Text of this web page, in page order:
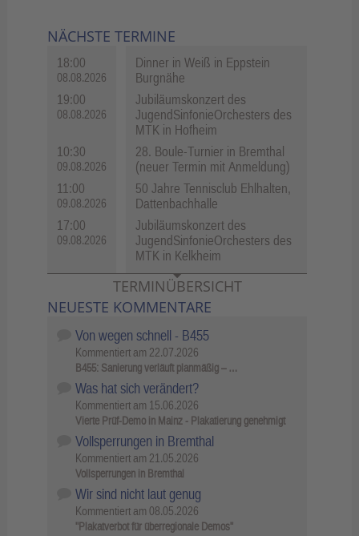
NÄCHSTE TERMINE
18:00
08.08.2026
Dinner in Weiß in Eppstein
Burgnähe
19:00
08.08.2026
Jubiläumskonzert des
JugendSinfonieOrchesters des
MTK in Hofheim
10:30
09.08.2026
28. Boule-Turnier in Bremthal
(neuer Termin mit Anmeldung)
11:00
09.08.2026
50 Jahre Tennisclub Ehlhalten,
Dattenbachhalle
17:00
09.08.2026
Jubiläumskonzert des
JugendSinfonieOrchesters des
MTK in Kelkheim
TERMINÜBERSICHT
NEUESTE KOMMENTARE
Von wegen schnell - B455
Kommentiert am 22.07.2026
B455: Sanierung verläuft planmäßig – …
Was hat sich verändert?
Kommentiert am 15.06.2026
Vierte Prüf-Demo in Mainz - Plakatierung genehmigt
Vollsperrungen in Bremthal
Kommentiert am 21.05.2026
Vollsperrungen in Bremthal
Wir sind nicht laut genug
Kommentiert am 08.05.2026
"Plakatverbot für überregionale Demos"